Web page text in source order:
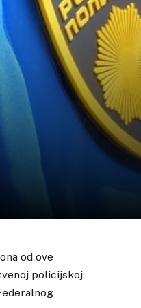
od ove
policijskoj